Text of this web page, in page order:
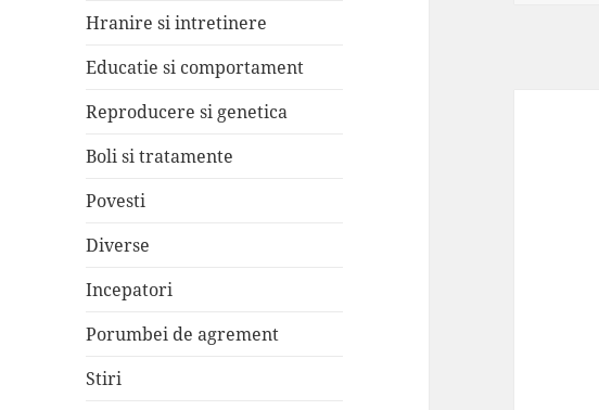
Hranire si intretinere
Educatie si comportament
Reproducere si genetica
Boli si tratamente
Povesti
Diverse
Incepatori
Porumbei de agrement
Stiri